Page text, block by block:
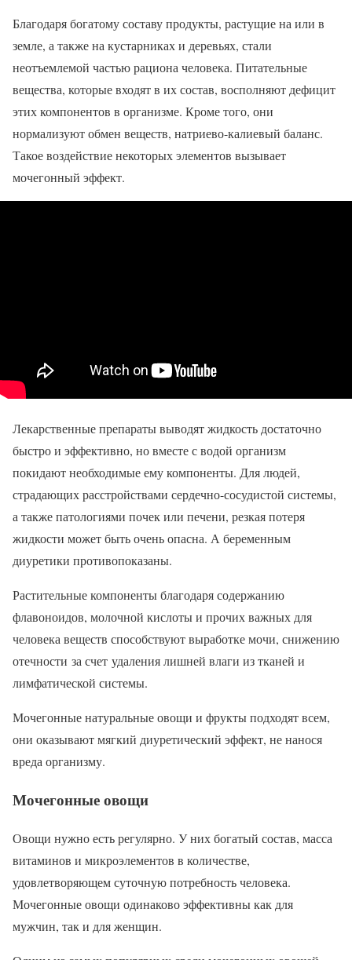
Благодаря богатому составу продукты, растущие на или в
земле, а также на кустарниках и деревьях, стали
неотъемлемой частью рациона человека. Питательные
вещества, которые входят в их состав, восполняют дефицит
этих компонентов в организме. Кроме того, они
нормализуют обмен веществ, натриево-калиевый баланс.
Такое воздействие некоторых элементов вызывает
мочегонный эффект.
Лекарственные препараты выводят жидкость достаточно
быстро и эффективно, но вместе с водой организм
покидают необходимые ему компоненты. Для людей,
страдающих расстройствами сердечно-сосудистой системы,
а также патологиями почек или печени, резкая потеря
жидкости может быть очень опасна. А беременным
диуретики противопоказаны.
Растительные компоненты благодаря содержанию
флавоноидов, молочной кислоты и прочих важных для
человека веществ способствуют выработке мочи, снижению
отечности за счет удаления лишней влаги из тканей и
лимфатической системы.
Мочегонные натуральные овощи и фрукты подходят всем,
они оказывают мягкий диуретический эффект, не нанося
вреда организму.
Мочегонные овощи
Овощи нужно есть регулярно. У них богатый состав, масса
витаминов и микроэлементов в количестве,
удовлетворяющем суточную потребность человека.
Мочегонные овощи одинаково эффективны как для
мужчин, так и для женщин.